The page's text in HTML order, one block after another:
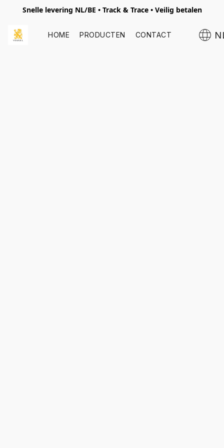
Snelle levering NL/BE • Track & Trace • Veilig betalen
HOME PRODUCTEN CONTACT